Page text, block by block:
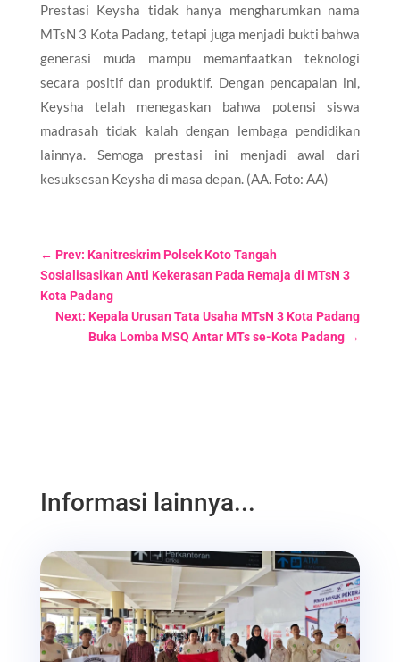
Prestasi Keysha tidak hanya mengharumkan nama
MTsN 3 Kota Padang, tetapi juga menjadi bukti bahwa
generasi muda mampu memanfaatkan teknologi
secara positif dan produktif. Dengan pencapaian ini,
Keysha telah menegaskan bahwa potensi siswa
madrasah tidak kalah dengan lembaga pendidikan
lainnya. Semoga prestasi ini menjadi awal dari
kesuksesan Keysha di masa depan. (AA. Foto: AA)
← Prev: Kanitreskrim Polsek Koto Tangah
Sosialisasikan Anti Kekerasan Pada Remaja di MTsN 3
Kota Padang
Next: Kepala Urusan Tata Usaha MTsN 3 Kota Padang
Buka Lomba MSQ Antar MTs se-Kota Padang →
Informasi lainnya...